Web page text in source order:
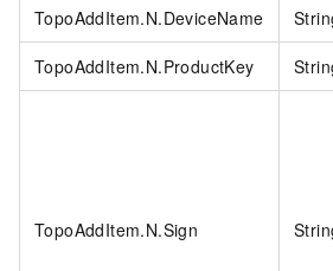
TopoAddItem.N.DeviceName
TopoAddItem.N.ProductKey
TopoAddItem.N.Sign